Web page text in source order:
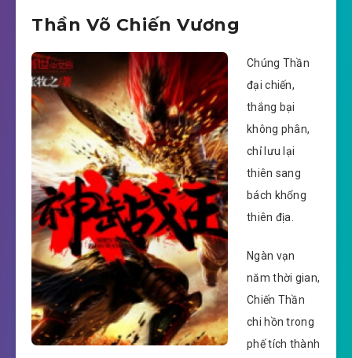
Thần Võ Chiến Vương
Chúng Thần
đại chiến,
thắng bại
không phân,
chỉ lưu lại
thiên sang
bách khổng
thiên địa.
Ngàn vạn
năm thời gian,
Chiến Thần
chi hồn trong
phế tích thành